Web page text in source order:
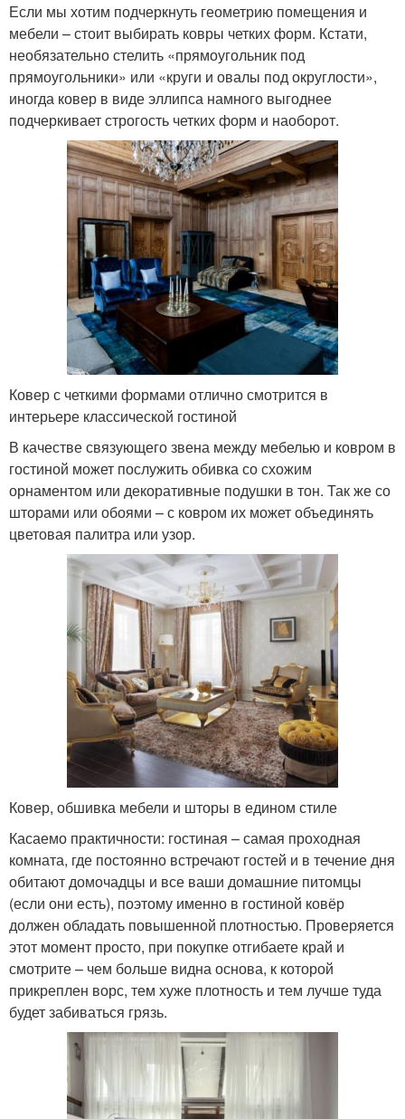
Если мы хотим подчеркнуть геометрию помещения и
мебели – стоит выбирать ковры четких форм. Кстати,
необязательно стелить «прямоугольник под
прямоугольники» или «круги и овалы под округлости»,
иногда ковер в виде эллипса намного выгоднее
подчеркивает строгость четких форм и наоборот.
Ковер с четкими формами отлично смотрится в
интерьере классической гостиной
В качестве связующего звена между мебелью и ковром в
гостиной может послужить обивка со схожим
орнаментом или декоративные подушки в тон. Так же со
шторами или обоями – с ковром их может объединять
цветовая палитра или узор.
Ковер, обшивка мебели и шторы в едином стиле
Касаемо практичности: гостиная – самая проходная
комната, где постоянно встречают гостей и в течение дня
обитают домочадцы и все ваши домашние питомцы
(если они есть), поэтому именно в гостиной ковёр
должен обладать повышенной плотностью. Проверяется
этот момент просто, при покупке отгибаете край и
смотрите – чем больше видна основа, к которой
прикреплен ворс, тем хуже плотность и тем лучше туда
будет забиваться грязь.